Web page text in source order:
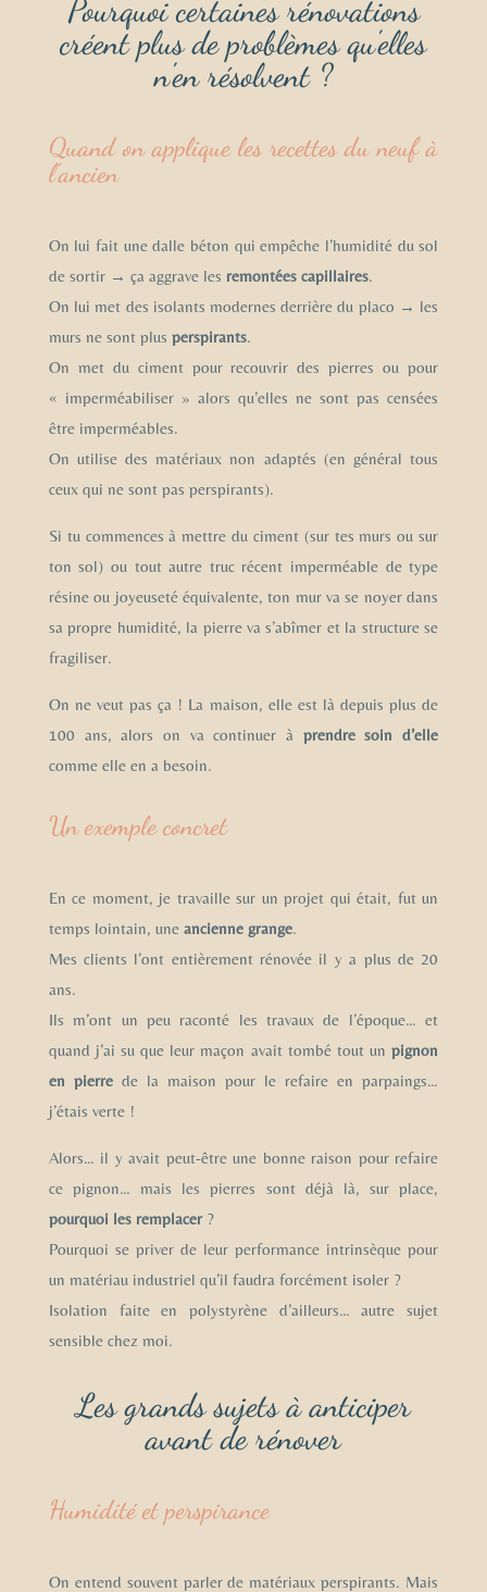
Pourquoi certaines rénovations
créent plus de problèmes qu'elles
n'en résolvent ?
Quand on applique les recettes du neuf à
l'ancien
On lui fait une dalle béton qui empêche l’humidité du sol
de sortir → ça aggrave les remontées capillaires.
On lui met des isolants modernes derrière du placo → les
murs ne sont plus perspirants.
On met du ciment pour recouvrir des pierres ou pour
« imperméabiliser » alors qu’elles ne sont pas censées
être imperméables.
On utilise des matériaux non adaptés (en général tous
ceux qui ne sont pas perspirants).
Si tu commences à mettre du ciment (sur tes murs ou sur
ton sol) ou tout autre truc récent imperméable de type
résine ou joyeuseté équivalente, ton mur va se noyer dans
sa propre humidité, la pierre va s’abîmer et la structure se
fragiliser.
On ne veut pas ça ! La maison, elle est là depuis plus de
100 ans, alors on va continuer à prendre soin d’elle
comme elle en a besoin.
Un exemple concret
En ce moment, je travaille sur un projet qui était, fut un
temps lointain, une ancienne grange.
Mes clients l’ont entièrement rénovée il y a plus de 20
ans.
Ils m’ont un peu raconté les travaux de l’époque… et
quand j’ai su que leur maçon avait tombé tout unpignon
en pierrede la maison pour le refaire en parpaings…
j’étais verte !
Alors… il y avait peut-être une bonne raison pour refaire
ce pignon… mais les pierres sont déjà là, sur place,
pourquoi les remplacer?
Pourquoi se priver de leur performance intrinsèque pour
un matériau industriel qu’il faudra forcément isoler ?
Isolation faite en polystyrène d’ailleurs… autre sujet
sensible chez moi.
Les grands sujets à anticiper
avant de rénover
Humidité et perspirance
On entend souvent parler de matériaux perspirants. Mais